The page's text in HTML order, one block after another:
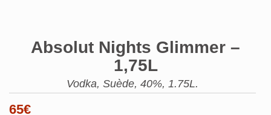
Absolut Nights Glimmer –
1,75L
Vodka, Suède, 40%, 1.75L.
65€